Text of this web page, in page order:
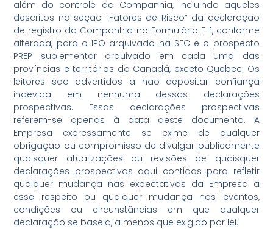
além do controle da Companhia, incluindo aqueles
descritos na seção “Fatores de Risco” da declaração
de registro da Companhia no Formulário F-1, conforme
alterada, para o IPO arquivado na SEC e o prospecto
PREP suplementar arquivado em cada uma das
províncias e territórios do Canadá, exceto Quebec. Os
leitores são advertidos a não depositar confiança
indevida em nenhuma dessas declarações
prospectivas. Essas declarações prospectivas
referem-se apenas à data deste documento. A
Empresa expressamente se exime de qualquer
obrigação ou compromisso de divulgar publicamente
quaisquer atualizações ou revisões de quaisquer
declarações prospectivas aqui contidas para refletir
qualquer mudança nas expectativas da Empresa a
esse respeito ou qualquer mudança nos eventos,
condições ou circunstâncias em que qualquer
declaração se baseia, a menos que exigido por lei.